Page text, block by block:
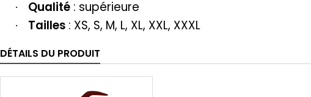
· Qualité : supérieure
· Tailles : XS, S, M, L, XL, XXL, XXXL
DÉTAILS DU PRODUIT